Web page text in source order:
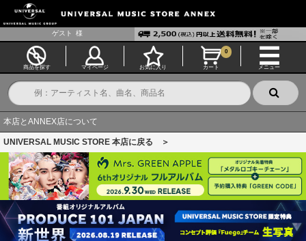
ゲスト 様
商品を探す マイページ お気に入り カート
0
メニュー
本店とANNEX店について
UNIVERSAL MUSIC STORE 本店に戻る ＞